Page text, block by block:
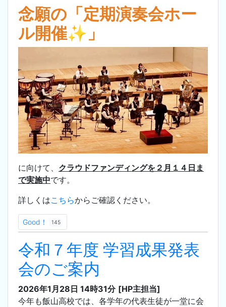
念願の「定期演奏会ホー
ル開催✨」
に向けて、 クラウドファンディングを２月１４日ま
で実施中です。
詳しくはこちらからご確認ください。
Good！ 145
令和７年度 学習成果発表
会のご案内
2026年1月28日 14時31分 [HP主担当]
今年も飯山高校では、各学年の代表生徒が一堂に会